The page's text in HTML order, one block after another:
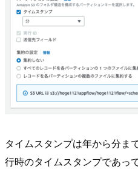
タイムスタンプは年から分ま
行時のタイムスタンプであっ